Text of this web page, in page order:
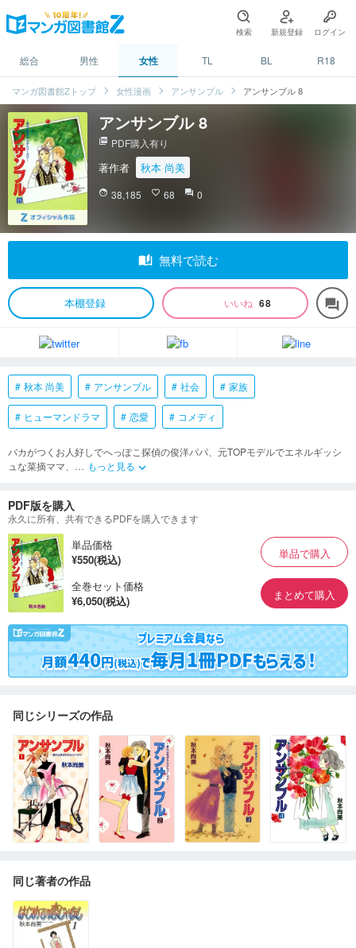
検索 新規登録 ログイン
総合 男性 女性 TL BL R18
マンガ図書館Zトップ 女性漫画 アンサンブル アンサンブル 8
アンサンブル 8
picture_as_pdf PDF購入有り
著作者 秋本 尚美
face 38,185 favorite_border 68 question_answer 0
auto_stories 無料で読む
本棚登録 いいね 68 forum
秋本 尚美 アンサンブル 社会 家族
ヒューマンドラマ 恋愛 コメディ
バカがつくお人好しでへっぽこ探偵の俊洋パパ、元TOPモデルでエネルギッシ
ュな菜摘ママ、 … もっと見る keyboard_arrow_down
PDF版を購入
永久に所有、共有できるPDFを購入できます
単品価格
¥550(税込)
単品で購入
全巻セット価格
¥6,050(税込)
まとめて購入
同じシリーズの作品
同じ著者の作品